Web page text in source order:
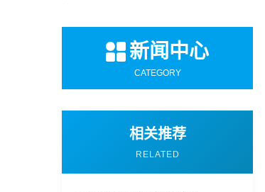
新闻中心
CATEGORY
相关推荐
RELATED